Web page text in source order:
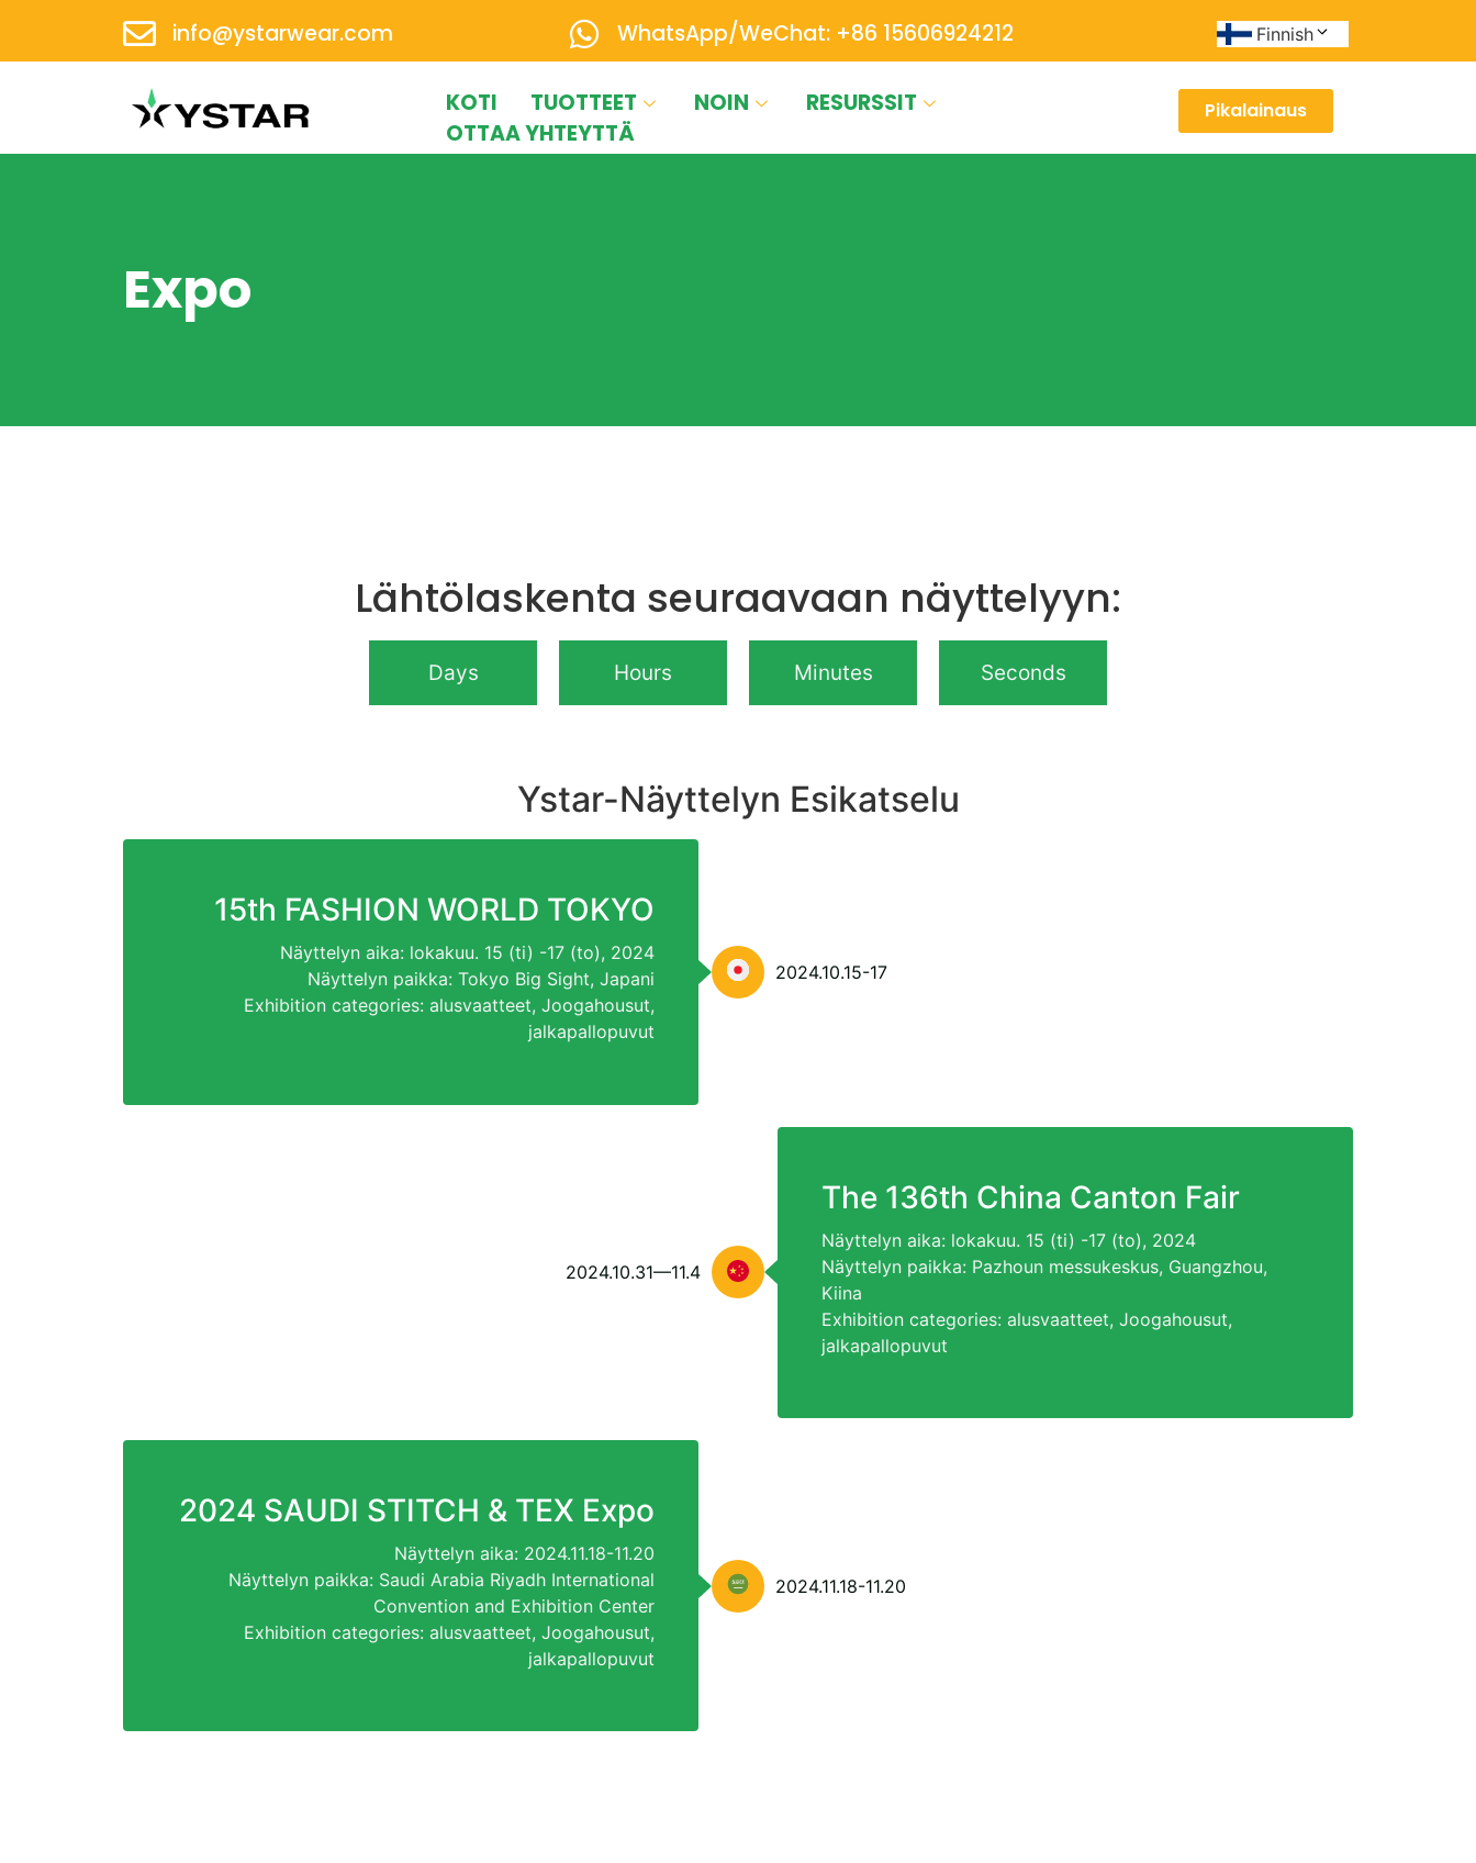
info@ystarwear.com WhatsApp/WeChat: +86 15606924212 Finnish
KOTI TUOTTEET NOIN
RESURSSIT
OTTAA YHTEYTTÄ
Pikalainaus
Expo
Lähtölaskenta seuraavaan näyttelyyn:
Days Hours Minutes Seconds
Ystar-Näyttelyn Esikatselu
15th FASHION WORLD TOKYO
Näyttelyn aika: lokakuu. 15 (ti) -17 (to), 2024
Näyttelyn paikka: Tokyo Big Sight, Japani
Exhibition categories: alusvaatteet, Joogahousut,
jalkapallopuvut
2024.10.15-17
The 136th China Canton Fair
Näyttelyn aika: lokakuu. 15 (ti) -17 (to), 2024
Näyttelyn paikka: Pazhoun messukeskus, Guangzhou,
Kiina
Exhibition categories: alusvaatteet, Joogahousut,
jalkapallopuvut
2024.10.31—11.4
2024 SAUDI STITCH & TEX Expo
Näyttelyn aika: 2024.11.18-11.20
Näyttelyn paikka: Saudi Arabia Riyadh International
Convention and Exhibition Center
Exhibition categories: alusvaatteet, Joogahousut,
jalkapallopuvut
2024.11.18-11.20